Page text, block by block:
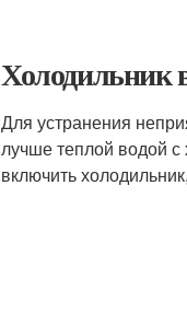
Холодильник
Для устранения
лучше теплой водой
включить